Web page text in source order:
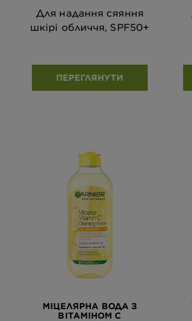
Для надання сяяння
шкірі обличчя, SPF50+
ПЕРЕГЛЯНУТИ
МІЦЕЛЯРНА ВОДА З
ВІТАМІНОМ С